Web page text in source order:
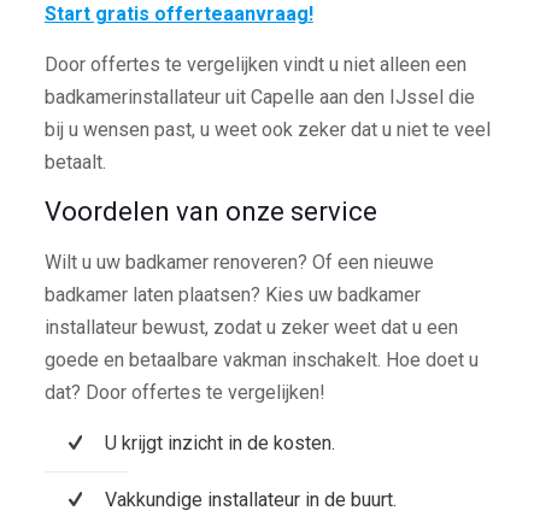
Start gratis offerteaanvraag!
Door offertes te vergelijken vindt u niet alleen een
badkamerinstallateur uit Capelle aan den IJssel die
bij u wensen past, u weet ook zeker dat u niet te veel
betaalt.
Voordelen van onze service
Wilt u uw badkamer renoveren? Of een nieuwe
badkamer laten plaatsen? Kies uw badkamer
installateur bewust, zodat u zeker weet dat u een
goede en betaalbare vakman inschakelt. Hoe doet u
dat? Door offertes te vergelijken!
U krijgt inzicht in de kosten.
Vakkundige installateur in de buurt.